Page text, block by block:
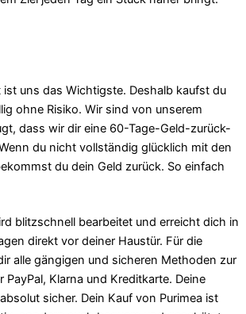
ist uns das Wichtigste. Deshalb kaufst du
ohne Risiko. Wir sind von unserem
dass wir dir eine 60-Tage-Geld-zurück-
du nicht vollständig glücklich mit den
du dein Geld zurück. So einfach
blitzschnell bearbeitet und erreicht dich in
direkt vor deiner Haustür. Für die
alle gängigen und sicheren Methoden zur
PayPal, Klarna und Kreditkarte. Deine
sicher. Dein Kauf von Purimea ist